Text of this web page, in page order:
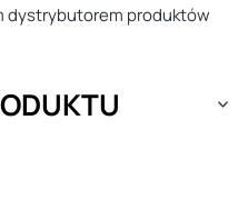
dystrybutorem produktów